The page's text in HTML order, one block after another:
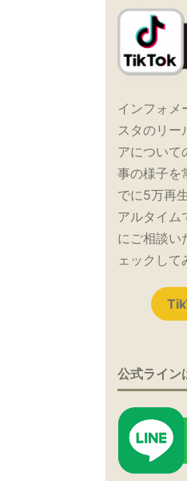
インフォメ
スタのリー
アについて
事の様子を
でに5万再
アルタイム
にご相談い
ェックして
公式ライン